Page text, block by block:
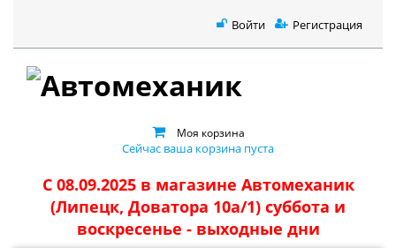
Войти Регистрация
Моя корзина
Сейчас ваша корзина пуста
С 08.09.2025 в магазине Автомеханик
(Липецк, Доватора 10а/1) суббота и
воскресенье - выходные дни